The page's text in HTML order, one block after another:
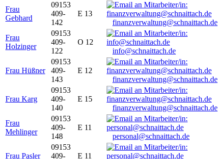
Frau
Gebhard
09153
409-
142
E 13
finanzverwaltung@schnaittach.de
Frau
Holzinger
09153
409-
122
O 12
info@schnaittach.de
Frau Hüßner
09153
409-
143
E 12
finanzverwaltung@schnaittach.de
Frau Karg
09153
409-
140
E 15
finanzverwaltung@schnaittach.de
Frau
Mehlinger
09153
409-
148
E 11
personal@schnaittach.de
Frau Pasler
09153
409-
E 11